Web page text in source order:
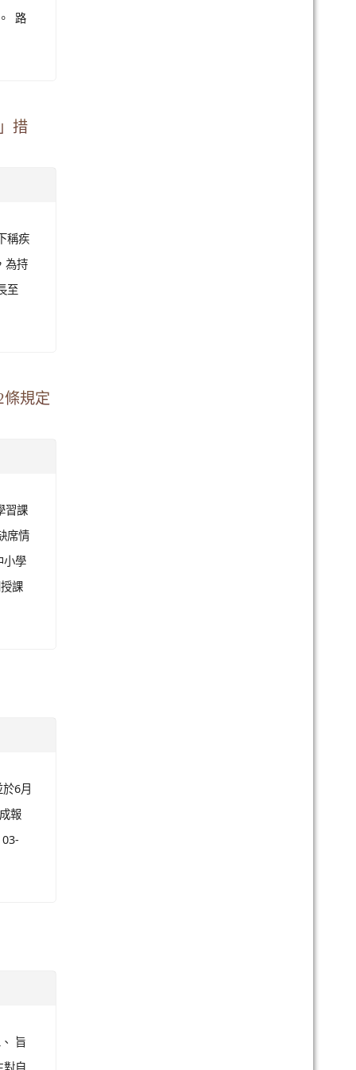
路
措
稱疾
為持
至
條規定
習課
席情
小學
課
6月
報
旨